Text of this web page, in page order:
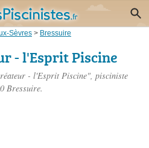
Sèvres > Bressuire
- l'Esprit Piscine
- l'Esprit Piscine", pisciniste
Bressuire.